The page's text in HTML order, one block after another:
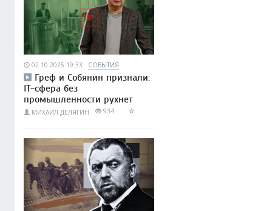
02.10.2025 19:33 СОБЫТИЯ
Греф и Собянин признали:
IT-сфера без
промышленности рухнет
МИХАИЛ ДЕЛЯГИН 934